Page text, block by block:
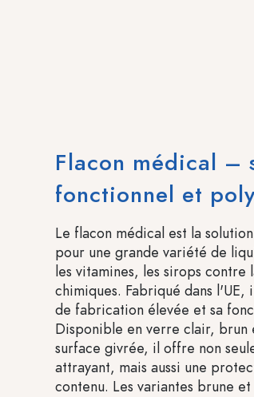
Flacon médical –
fonctionnel et
Le flacon médical est la
pour une grande variété de
les vitamines, les sirops contre
chimiques. Fabriqué dans l'UE,
de fabrication élevée et sa
Disponible en verre clair, brun
surface givrée, il offre non
attrayant, mais aussi une
contenu. Les variantes brune